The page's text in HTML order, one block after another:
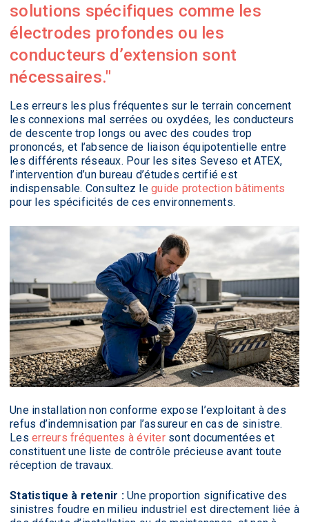
solutions spécifiques comme les
électrodes profondes ou les
conducteurs d’extension sont
nécessaires.
Les erreurs les plus fréquentes sur le terrain concernent
les connexions mal serrées ou oxydées, les conducteurs
de descente trop longs ou avec des coudes trop
prononcés, et l’absence de liaison équipotentielle entre
les différents réseaux. Pour les sites Seveso et ATEX,
l’intervention d’un bureau d’études certifié est
indispensable. Consultez le guide protection bâtiments
pour les spécificités de ces environnements.
Une installation non conforme expose l’exploitant à des
refus d’indemnisation par l’assureur en cas de sinistre.
Les erreurs fréquentes à évitersont documentées et
constituent une liste de contrôle précieuse avant toute
réception de travaux.
Statistique à retenir :Une proportion significative des
sinistres foudre en milieu industriel est directement liée à